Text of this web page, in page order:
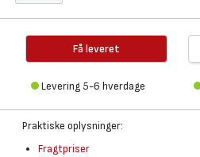
Få leveret
Levering 5-6 hverdage
Praktiske oplysninger:
Fragtpriser